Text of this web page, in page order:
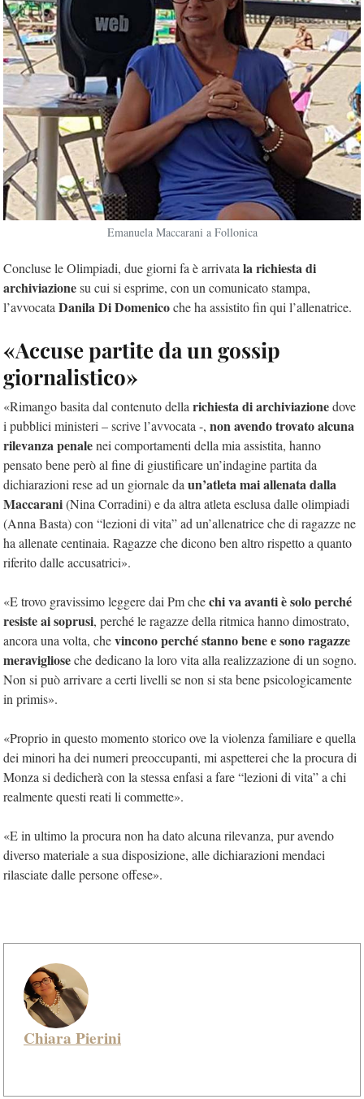
Emanuela Maccarani a Follonica
Concluse le Olimpiadi, due giorni fa è arrivata la richiesta di
archiviazionesu cui si esprime, con un comunicato stampa,
l’avvocata Danila Di Domenicoche ha assistito fin qui l’allenatrice.
«Accuse partite da un gossip
giornalistico»
«Rimango basita dal contenuto della richiesta di archiviazionedove
i pubblici ministeri – scrive l’avvocata -, non avendo trovato alcuna
rilevanza penalenei comportamenti della mia assistita, hanno
pensato bene però al fine di giustificare un’indagine partita da
dichiarazioni rese ad un giornale da un’atleta mai allenata dalla
Maccarani(Nina Corradini) e da altra atleta esclusa dalle olimpiadi
(Anna Basta) con “lezioni di vita” ad un’allenatrice che di ragazze ne
ha allenate centinaia. Ragazze che dicono ben altro rispetto a quanto
riferito dalle accusatrici».
«E trovo gravissimo leggere dai Pm chechi va avanti è solo perché
resiste ai soprusi, perché le ragazze della ritmica hanno dimostrato,
ancora una volta, chevincono perché stanno bene e sono ragazze
meraviglioseche dedicano la loro vita alla realizzazione di un sogno.
Non si può arrivare a certi livelli se non si sta bene psicologicamente
in primis».
«Proprio in questo momento storico ove la violenza familiare e quella
dei minori ha dei numeri preoccupanti, mi aspetterei che la procura di
Monza si dedicherà con la stessa enfasi a fare “lezioni di vita” a chi
realmente questi reati li commette».
«E in ultimo la procura non ha dato alcuna rilevanza, pur avendo
diverso materiale a sua disposizione, alle dichiarazioni mendaci
rilasciate dalle persone offese».
Chiara Pierini